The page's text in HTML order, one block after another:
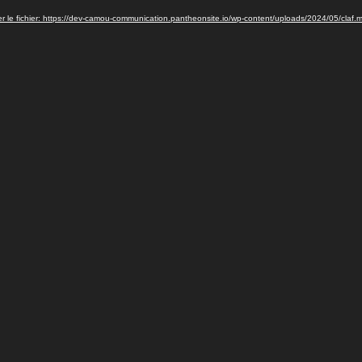
le fichier: https://dev-camou-communication.pantheonsite.io/wp-content/uploads/2024/05/